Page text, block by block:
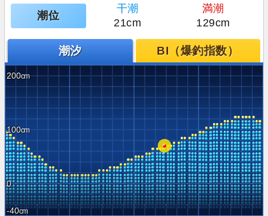
潮位
干潮
満潮
21cm
129cm
潮汐 BI（爆釣指数）
200
100
0
-40